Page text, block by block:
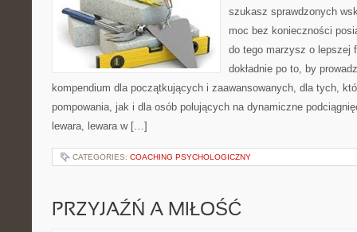
szukasz sprawdzonych
moc bez konieczności
do tego marzysz o lepszej
dokładnie po to, by
kompendium dla początkujących i zaawansowanych, dla tych,
pompowania, jak i dla osób polujących na dynamiczne
lewara, lewara w […]
CATEGORIES: COACHING PSYCHOLOGICZNY
PRZYJAŹŃ A MIŁOŚĆ